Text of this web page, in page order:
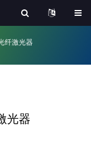
纤激光器
光器